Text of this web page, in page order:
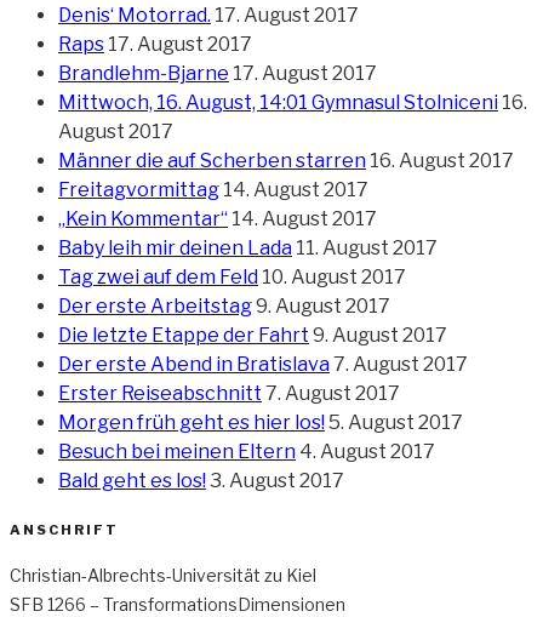
Denis‘ Motorrad. 17. August 2017
Raps 17. August 2017
Brandlehm-Bjarne 17. August 2017
Mittwoch, 16. August, 14:01 Gymnasul Stolniceni 16.
August 2017
Männer die auf Scherben starren 16. August 2017
Freitagvormittag 14. August 2017
„Kein Kommentar“ 14. August 2017
Baby leih mir deinen Lada 11. August 2017
Tag zwei auf dem Feld 10. August 2017
Der erste Arbeitstag9. August 2017
Die letzte Etappe der Fahrt 9. August 2017
Der erste Abend in Bratislava7. August 2017
Erster Reiseabschnitt 7. August 2017
Morgen früh geht es hier los!5. August 2017
Besuch bei meinen Eltern 4. August 2017
Bald geht es los!3. August 2017
ANSCHRIFT
Christian-Albrechts-Universität zu Kiel
SFB 1266 – TransformationsDimensionen